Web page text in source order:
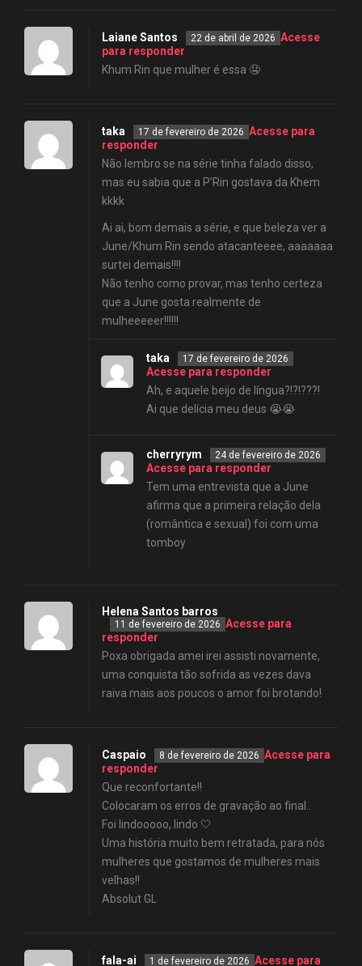
Laiane Santos 22 de abril de 2026 Acesse
para responder
Khum Rin que mulher é essa 🤤
taka 17 de fevereiro de 2026 Acesse para
responder
Não lembro se na série tinha falado disso,
mas eu sabia que a P’Rin gostava da Khem
kkkk
Ai ai, bom demais a série, e que beleza ver a
June/Khum Rin sendo atacanteeee, aaaaaaa
surtei demais!!!!
Não tenho como provar, mas tenho certeza
que a June gosta realmente de
mulheeeeer!!!!!!
taka 17 de fevereiro de 2026
Acesse para responder
Ah, e aquele beijo de língua?!?!???!
Ai que delícia meu deus 😭😭
cherryrym 24 de fevereiro de 2026
Acesse para responder
Tem uma entrevista que a June
afirma que a primeira relação dela
(romântica e sexual) foi com uma
tomboy
Helena Santos barros
11 de fevereiro de 2026 Acesse para
responder
Poxa obrigada amei irei assisti novamente,
uma conquista tão sofrida as vezes dava
raiva mais aos poucos o amor foi brotando!
Caspaio 8 de fevereiro de 2026 Acesse para
responder
Que reconfortante!!
Colocaram os erros de gravação ao final..
Foi lindooooo, lindo 🤍
Uma história muito bem retratada, para nós
mulheres que gostamos de mulheres mais
velhas!!
Absolut GL
fala-ai 1 de fevereiro de 2026 Acesse para